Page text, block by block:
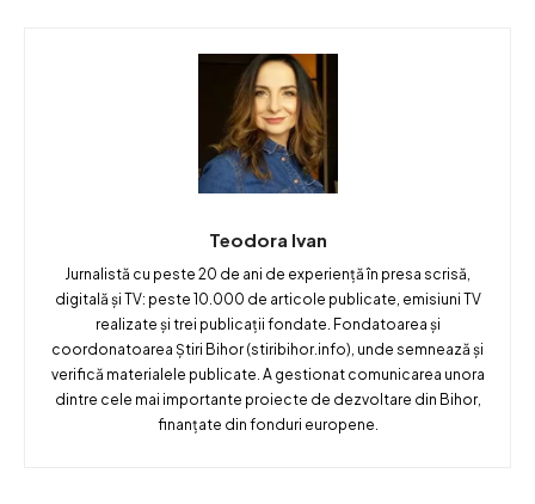
Teodora Ivan
Jurnalistă cu peste 20 de ani de experiență în presa scrisă,
digitală și TV: peste 10.000 de articole publicate, emisiuni TV
realizate și trei publicații fondate. Fondatoarea și
coordonatoarea Știri Bihor (stiribihor.info), unde semnează și
verifică materialele publicate. A gestionat comunicarea unora
dintre cele mai importante proiecte de dezvoltare din Bihor,
finanțate din fonduri europene.